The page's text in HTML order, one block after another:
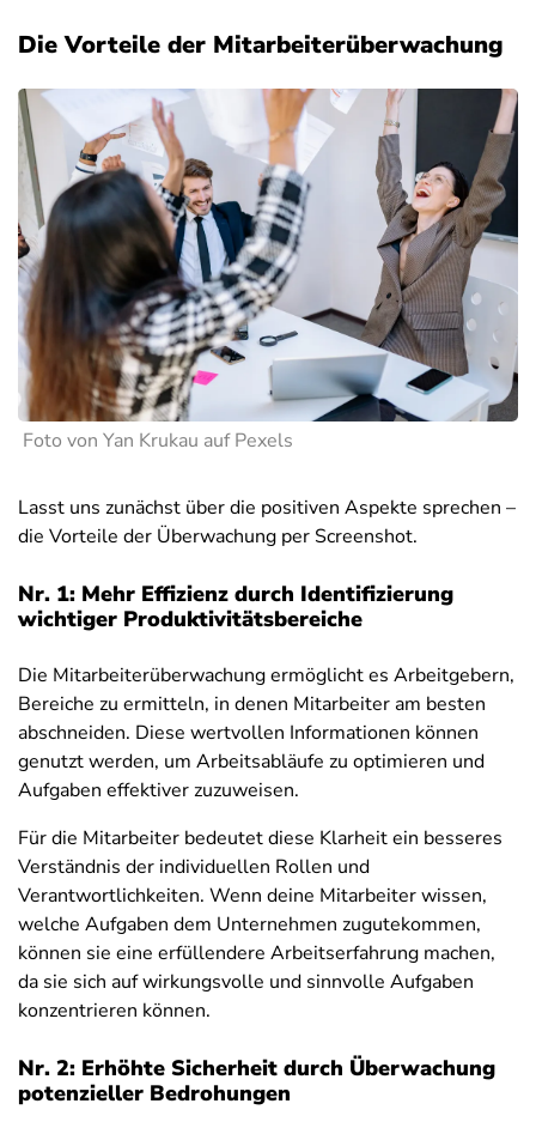
Die Vorteile der Mitarbeiterüberwachung
Foto von Yan Krukau auf Pexels
Lasst uns zunächst über die positiven Aspekte sprechen –
die Vorteile der Überwachung per Screenshot.
Nr. 1: Mehr Effizienz durch Identifizierung
wichtiger Produktivitätsbereiche
Die Mitarbeiterüberwachung ermöglicht es Arbeitgebern,
Bereiche zu ermitteln, in denen Mitarbeiter am besten
abschneiden. Diese wertvollen Informationen können
genutzt werden, um Arbeitsabläufe zu optimieren und
Aufgaben effektiver zuzuweisen.
Für die Mitarbeiter bedeutet diese Klarheit ein besseres
Verständnis der individuellen Rollen und
Verantwortlichkeiten. Wenn deine Mitarbeiter wissen,
welche Aufgaben dem Unternehmen zugutekommen,
können sie eine erfüllendere Arbeitserfahrung machen,
da sie sich auf wirkungsvolle und sinnvolle Aufgaben
konzentrieren können.
Nr. 2: Erhöhte Sicherheit durch Überwachung
potenzieller Bedrohungen